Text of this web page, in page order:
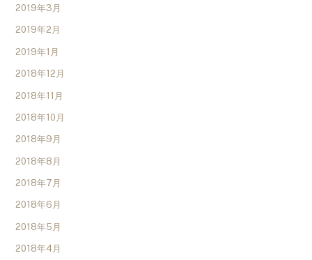
2019年3月
2019年2月
2019年1月
2018年12月
2018年11月
2018年10月
2018年9月
2018年8月
2018年7月
2018年6月
2018年5月
2018年4月